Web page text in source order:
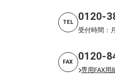
TEL 0120-
受付時間：
FAX 0120-
専用FAX用